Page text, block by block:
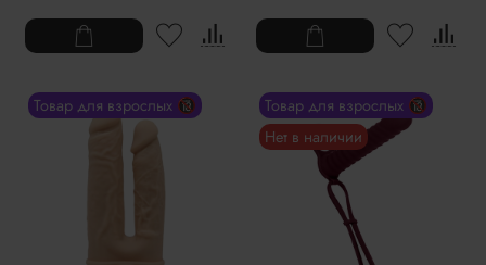
Товар для взрослых 🔞
Товар для взрослых 🔞
Нет в наличии